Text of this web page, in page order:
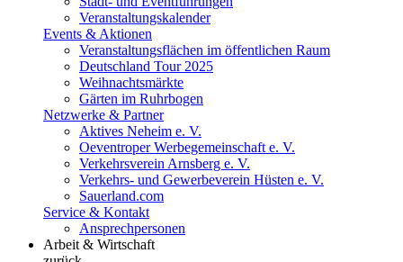
Veranstaltungskalender
Events & Aktionen
Veranstaltungsflächen im öffentlichen Raum
Deutschland Tour 2025
Weihnachtsmärkte
Gärten im Ruhrbogen
Netzwerke & Partner
Aktives Neheim e. V.
Oeventroper Werbegemeinschaft e. V.
Verkehrsverein Arnsberg e. V.
Verkehrs- und Gewerbeverein Hüsten e. V.
Sauerland.com
Service & Kontakt
Ansprechpersonen
Arbeit & Wirtschaft